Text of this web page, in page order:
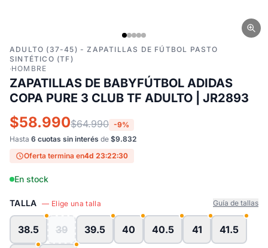
ADULTO (37-45) - ZAPATILLAS DE FÚTBOL PASTO
SINTÉTICO (TF)
·HOMBRE
ZAPATILLAS DE BABYFÚTBOL ADIDAS
COPA PURE 3 CLUB TF ADULTO | JR2893
$58.990$64.990 -9%
Hasta 6 cuotas sin interés de $9.832
Oferta termina en4d 23:22:30
En stock
TALLA — Elige una talla Guía de tallas
38.5 39 39.5 40 40.5 41 41.5